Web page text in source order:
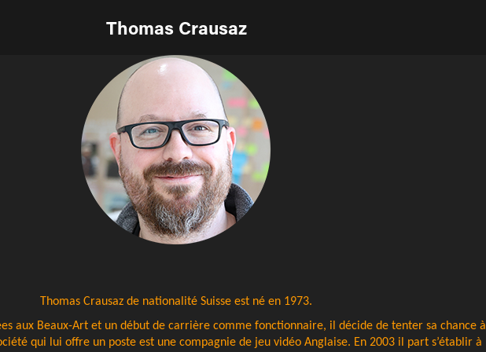
Thomas Crausaz
Thomas Crausaz de nationalité Suisse est né en 1973.
aux Beaux-Art et un début de carrière comme fonctionnaire, il décide de tenter sa chance à
qui lui offre un poste est une compagnie de jeu vidéo Anglaise. En 2003 il part s’établir à